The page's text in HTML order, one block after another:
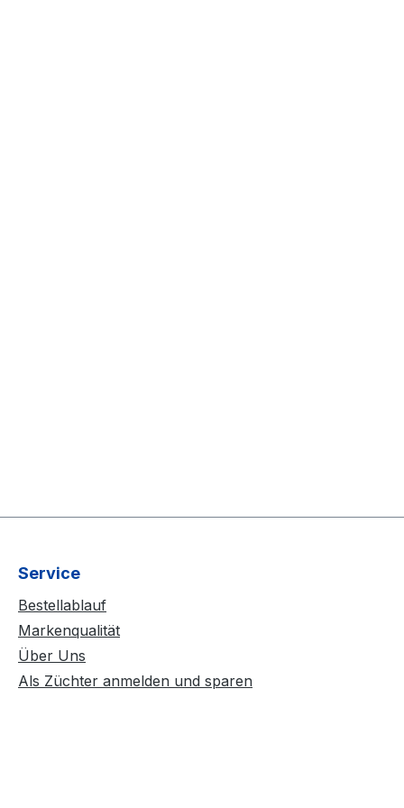
Service
Bestellablauf
Markenqualität
Über Uns
Als Züchter anmelden und sparen